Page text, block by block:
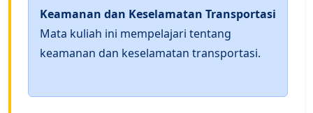
Keamanan dan Keselamatan Transportasi
Mata kuliah ini mempelajari tentang
keamanan dan keselamatan transportasi.